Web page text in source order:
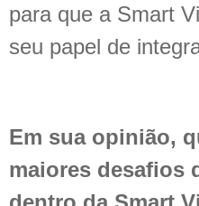
para que a Smart
seu papel de
Em sua opinião,
maiores desafios